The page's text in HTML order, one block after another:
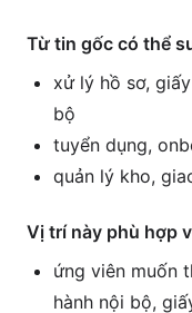
Từ tin gốc có thể
xử lý hồ sơ,
bộ
tuyển dụng,
quản lý kho,
Vị trí này phù hợp
ứng viên muốn
hành nội bộ,